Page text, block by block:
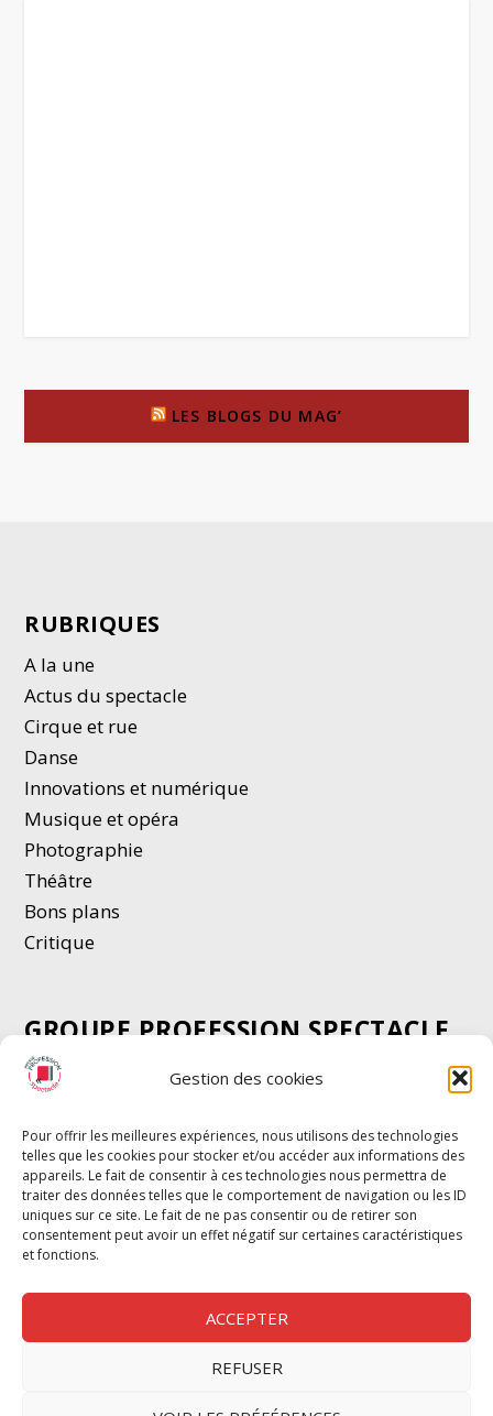
Gestion des cookies
Pour offrir les meilleures expériences, nous utilisons des technologies
telles que les cookies pour stocker et/ou accéder aux informations des
appareils. Le fait de consentir à ces technologies nous permettra de
traiter des données telles que le comportement de navigation ou les ID
uniques sur ce site. Le fait de ne pas consentir ou de retirer son
consentement peut avoir un effet négatif sur certaines caractéristiques
et fonctions.
ACCEPTER
REFUSER
LES BLOGS DU MAG’
RUBRIQUES
A la une
Actus du spectacle
Cirque et rue
Danse
Innovations et numérique
Musique et opéra
Photographie
Théâtre
Bons plans
Critique
GROUPE PROFESSION SPECTACLE
Chèque Intermittents
Chèque Compta
Chèque Emploi Spectacle
G-Pods
Profession Audio-visuel
Le Cahier Pro
Suivre Suivre
Nous contacter